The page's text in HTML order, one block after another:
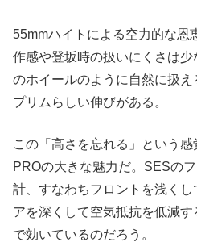
55mmハイトによる空力的な恩
作感や登坂時の扱いにくさは少
のホイールのように自然に扱
プリムらしい伸びがある。
この「高さを忘れる」という
PROの大きな魅力だ。SESの
計、すなわちフロントを浅くし
アを深くして空気抵抗を低減
で効いているのだろう。